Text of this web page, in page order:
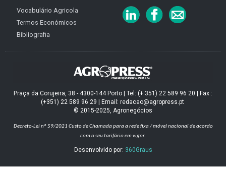
Vocabulário Agricola
Termos Económicos
Bibliografia
Praça da Corujeira, 38 - 4300-144 Porto | Tel: (+ 351) 22 589 96 20 | Fax :
(+351) 22 589 96 29 | Email: redacao@agropress.pt
© 2015-2025, Agronegócios
Decreto-Lei nº 59/2021 Custo de Chamada para a rede fixa / móvel nacional de acordo
com o seu tarifário em vigor.
Desenvolvido por: 360Graus